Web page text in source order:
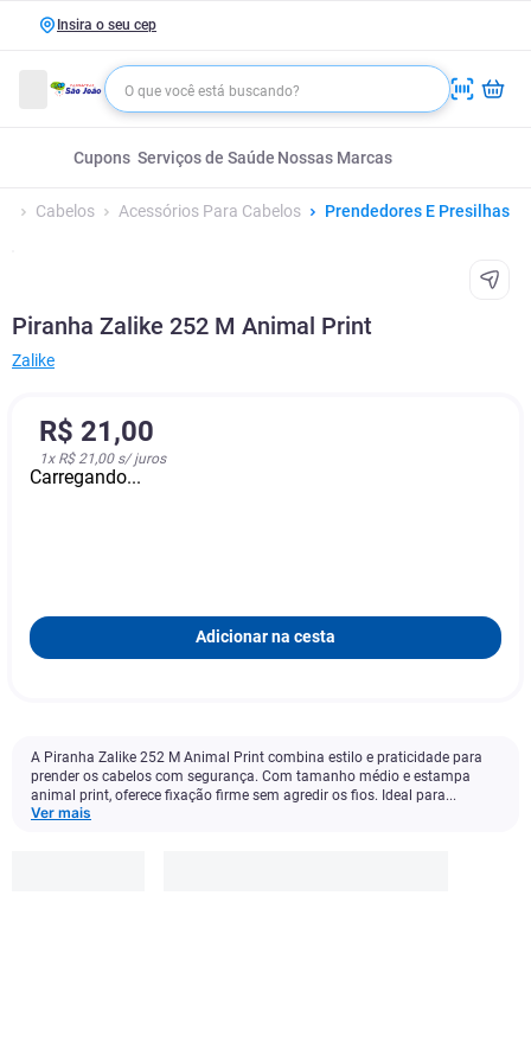
Insira o seu cep
Cupons Serviços de Saúde Nossas Marcas
Cabelos Acessórios Para Cabelos Prendedores E Presilhas
Piranha Zalike 252 M Animal Print
Zalike
R$ 21,00
1x R$ 21,00s/ juros
Carregando...
Adicionar na cesta
A Piranha Zalike 252 M Animal Print combina estilo e praticidade para
prender os cabelos com segurança. Com tamanho médio e estampa
animal print, oferece fixação firme sem agredir os fios. Ideal para...
Ver mais